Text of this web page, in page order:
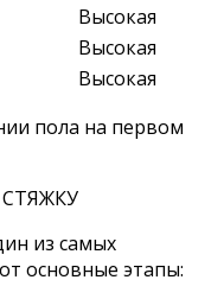
Высокая
Высокая
Высокая
пола на первом
из самых
основные этапы: